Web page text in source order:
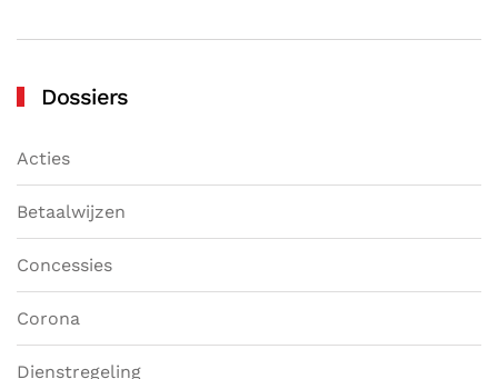
Dossiers
Acties
Betaalwijzen
Concessies
Corona
Dienstregeling